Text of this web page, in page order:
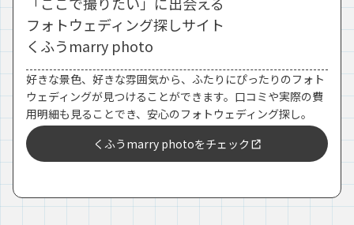
フォトウェディング探しサイト
くふうmarry photo
好きな景色、好きな雰囲気から、ふたりにぴったりのフォト
ウェディングが見つけることができます。口コミや実際の費
用明細も見ることでき、安心のフォトウェディング探し。
くふうmarry photoをチェック